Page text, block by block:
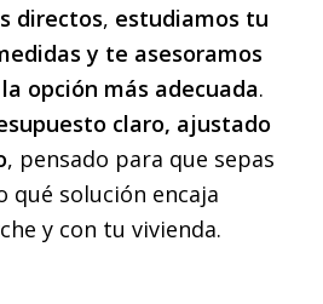
directos, estudiamos tu
y te asesoramos
opción más adecuada.
claro, ajustado
, pensado para que sepas
qué solución encaja
y con tu vivienda.